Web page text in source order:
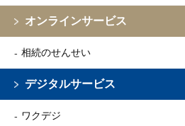
オンラインサービス
相続のせんせい
デジタルサービス
ワクデジ